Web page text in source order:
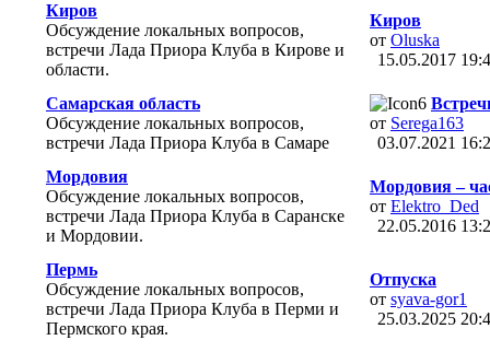
Киров
Обсуждение локальных вопросов,
встречи Лада Приора Клуба в Кирове и
области.
Киров
от Oluska
15.05.2017
Самарская область
Обсуждение локальных вопросов,
встречи Лада Приора Клуба в Самаре
от Serega163
03.07.2021
Мордовия
Обсуждение локальных вопросов,
встречи Лада Приора Клуба в Саранске
и Мордовии.
Мордовия –
от Elektro_Ded
22.05.2016
Пермь
Обсуждение локальных вопросов,
встречи Лада Приора Клуба в Перми и
Пермского края.
Отпуска
от syava-gor1
25.03.2025